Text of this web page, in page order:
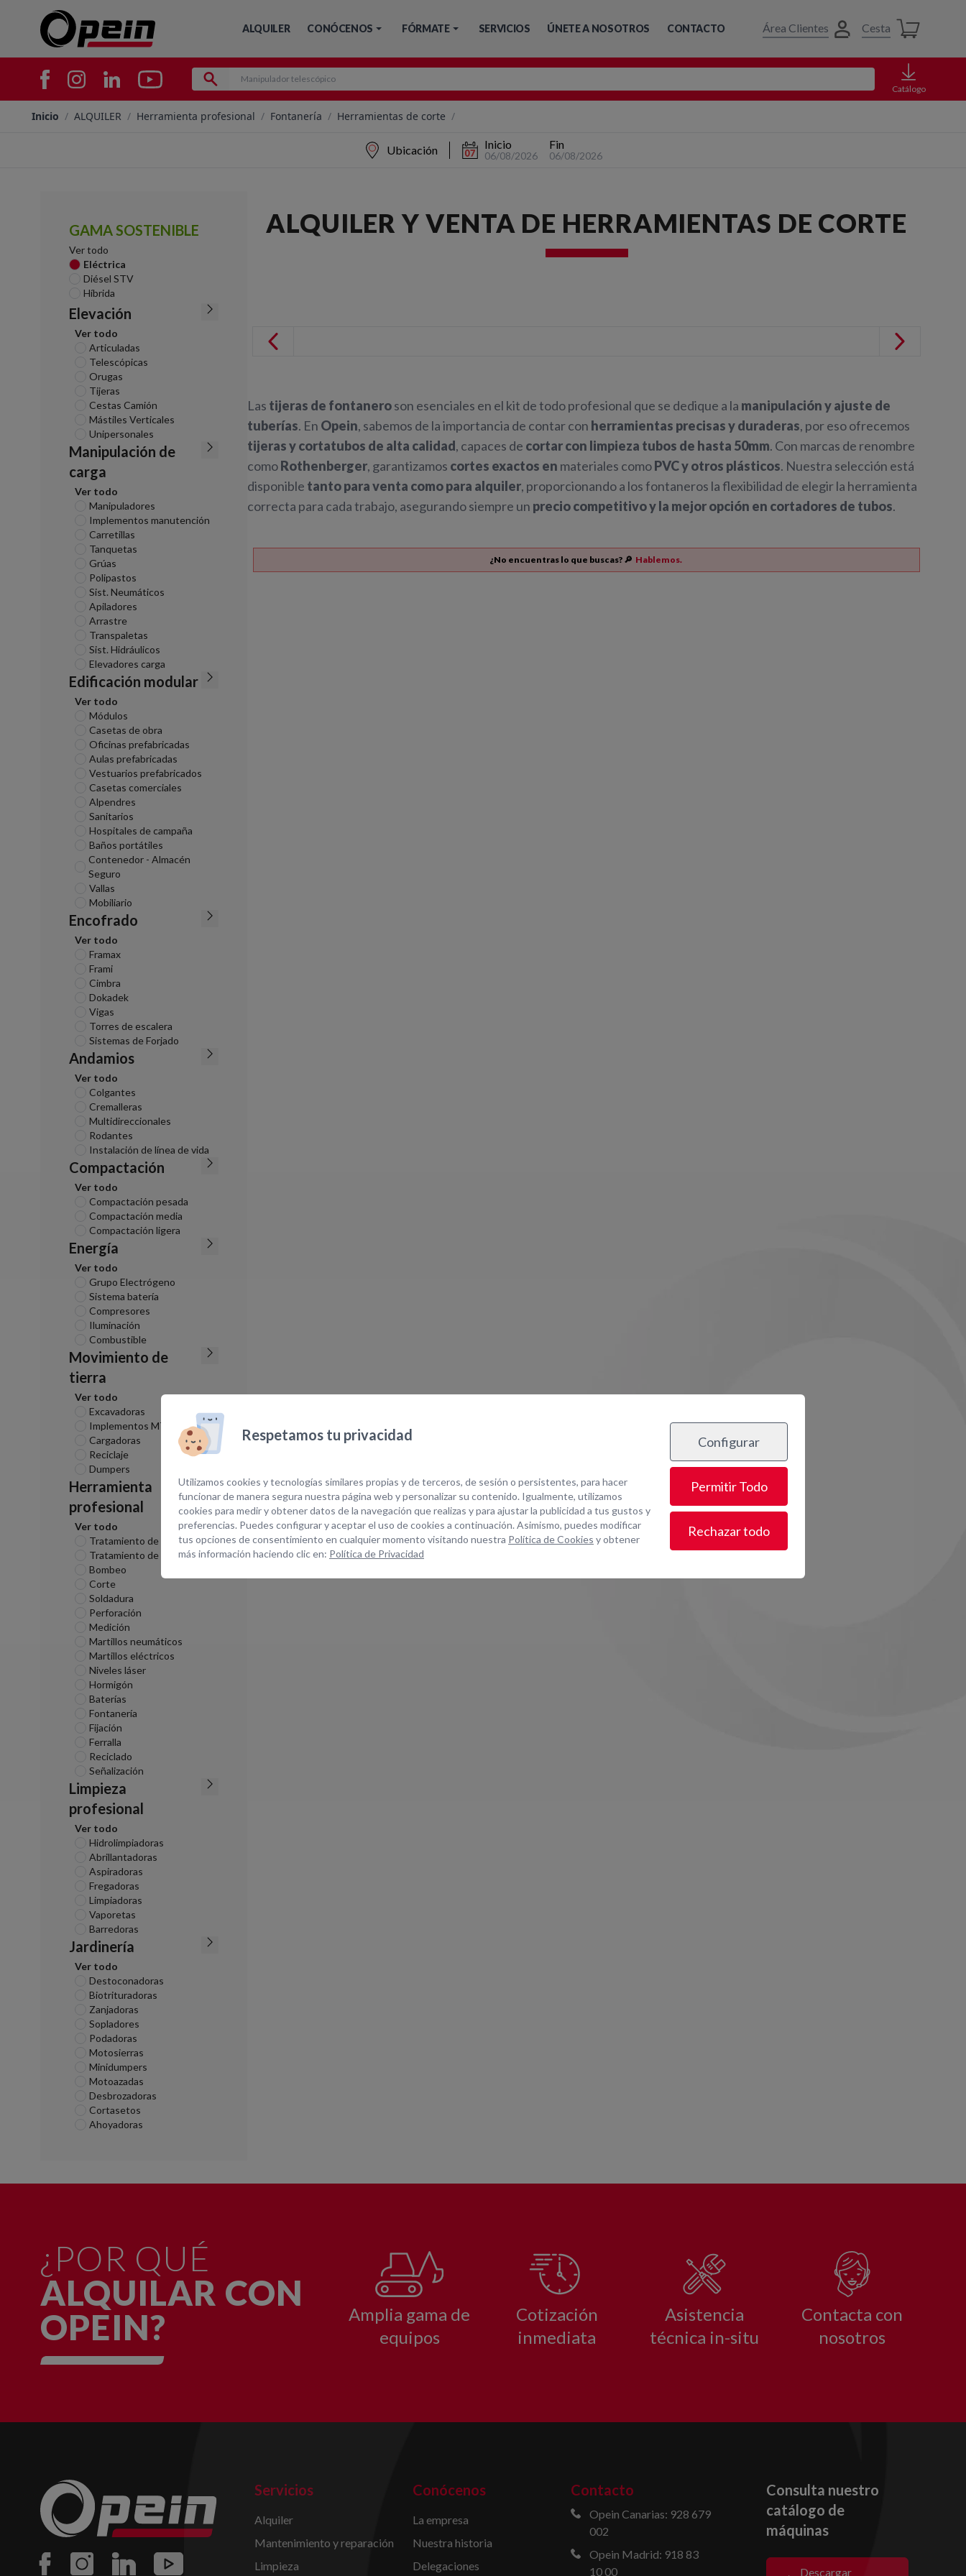
ALQUILER CONÓCENOS FÓRMATE SERVICIOS ÚNETE A NOSOTROS CONTACTO Área Clientes Cesta
Catálogo
Inicio / ALQUILER / Herramienta profesional / Fontanería / Herramientas de corte /
Ubicación Inicio
06/08/2026
Fin
06/08/2026
GAMA SOSTENIBLE
Ver todo
Eléctrica
Diésel STV
Híbrida
Elevación
Ver todo
Articuladas
Telescópicas
Orugas
Tijeras
Cestas Camión
Mástiles Verticales
Unipersonales
Manipulación de
carga
Ver todo
Manipuladores
Implementos manutención
Carretillas
Tanquetas
Grúas
Polipastos
Sist. Neumáticos
Apiladores
Arrastre
Transpaletas
Sist. Hidráulicos
Elevadores carga
Edificación modular
Ver todo
Módulos
Casetas de obra
Oficinas prefabricadas
Aulas prefabricadas
Vestuarios prefabricados
Casetas comerciales
Alpendres
Sanitarios
Hospitales de campaña
Baños portátiles
Contenedor - Almacén
Seguro
Vallas
Mobiliario
Encofrado
Ver todo
Framax
Frami
Cimbra
Dokadek
Vigas
Torres de escalera
Sistemas de Forjado
Andamios
Ver todo
Colgantes
Cremalleras
Multidireccionales
Rodantes
Instalación de línea de vida
Compactación
Ver todo
Compactación pesada
Compactación media
Compactación ligera
Energía
Ver todo
Grupo Electrógeno
Sistema batería
Compresores
Iluminación
Combustible
Movimiento de
tierra
Ver todo
Excavadoras
Implementos MT
Cargadoras
Reciclaje
Dumpers
Herramienta
profesional
Ver todo
Tratamiento de superficies
Tratamiento de aire
Bombeo
Corte
Soldadura
Perforación
Medición
Martillos neumáticos
Martillos eléctricos
Niveles láser
Hormigón
Baterías
Fontanería
Fijación
Ferralla
Reciclado
Señalización
Limpieza
profesional
Ver todo
Hidrolimpiadoras
Abrillantadoras
Aspiradoras
Fregadoras
Limpiadoras
Vaporetas
Barredoras
Jardinería
Ver todo
Destoconadoras
Biotrituradoras
Zanjadoras
Sopladores
Podadoras
Motosierras
Minidumpers
Motoazadas
Desbrozadoras
Cortasetos
Ahoyadoras
ALQUILER Y VENTA DE HERRAMIENTAS DE CORTE
Las tijeras de fontaneroson esenciales en el kit de todo profesional que se dedique a la manipulación y ajuste de
tuberías. En Opein, sabemos de la importancia de contar con herramientas precisas y duraderas, por eso ofrecemos
tijeras y cortatubos de alta calidad, capaces de cortar con limpieza tubos de hasta 50mm. Con marcas de renombre
comoRothenberger, garantizamos cortes exactos en materiales comoPVC y otros plásticos. Nuestra selección está
disponible tanto para venta como para alquiler, proporcionando a los fontaneros la flexibilidad de elegir la herramienta
correcta para cada trabajo, asegurando siempre un precio competitivo y la mejor opción en cortadores de tubos.
¿No encuentras lo que buscas? 🔎 Hablemos.
¿POR QUÉ
ALQUILAR CON
OPEIN?
Amplia gama de
equipos
Cotización
inmediata
Asistencia
técnica in-situ
Contacta con
nosotros
Servicios
Alquiler
Mantenimiento y reparación
Limpieza
Conócenos
La empresa
Nuestra historia
Delegaciones
Contacto
Opein Canarias: 928 679
002
Opein Madrid: 918 83
10 00
Consulta nuestro
catálogo de
máquinas
Descargar
Respetamos tu privacidad
Utilizamos cookies y tecnologías similares propias y de terceros, de sesión o persistentes, para hacer
funcionar de manera segura nuestra página web y personalizar su contenido. Igualmente, utilizamos
cookies para medir y obtener datos de la navegación que realizas y para ajustar la publicidad a tus gustos y
preferencias. Puedes configurar y aceptar el uso de cookies a continuación. Asimismo, puedes modificar
tus opciones de consentimiento en cualquier momento visitando nuestra Política de Cookies y obtener
más información haciendo clic en: Política de Privacidad
Configurar
Permitir Todo
Rechazar todo